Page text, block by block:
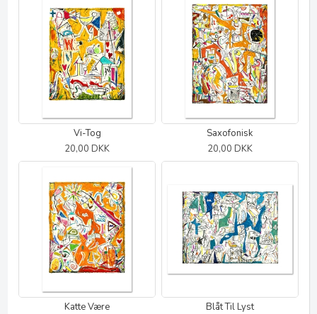
Vi-Tog
20,00 DKK
Saxofonisk
20,00 DKK
Katte Være
Blåt Til Lyst